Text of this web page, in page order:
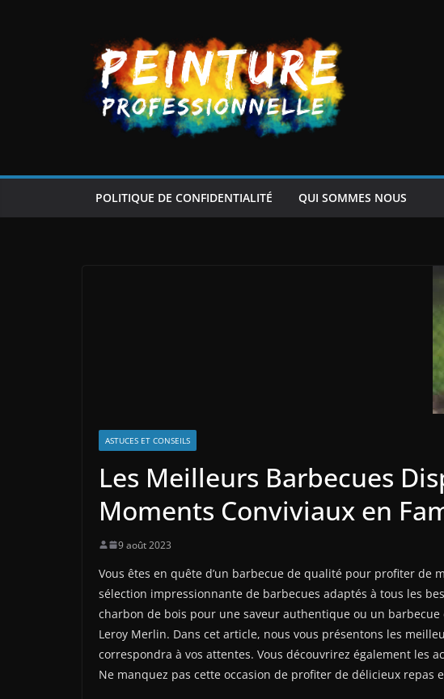
POLITIQUE DE CONFIDENTIALITÉ QUI SOMMES NOUS
ASTUCES ET CONSEILS
Les Meilleurs Barbecues
Moments Conviviaux en
9 août 2023
Vous êtes en quête d’un barbecue de qualité pour profiter de
sélection impressionnante de barbecues adaptés à tous les
charbon de bois pour une saveur authentique ou un
Leroy Merlin. Dans cet article, nous vous présentons les
correspondra à vos attentes. Vous découvrirez également les
Ne manquez pas cette occasion de profiter de délicieux